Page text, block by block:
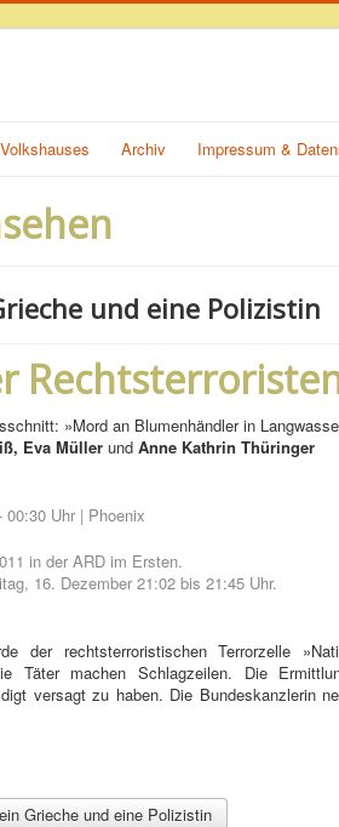
Archiv Impressum &
und eine Polizistin
Eva Müller und Anne Kathrin Thüringer
Uhr | Phoenix
in der ARD im Ersten.
16. Dezember 21:02 bis 21:45 Uhr.
der rechtsterroristischen Terrorzelle
Täter machen Schlagzeilen. Die
versagt zu haben. Die Bundeskanzlerin
Grieche und eine Polizistin